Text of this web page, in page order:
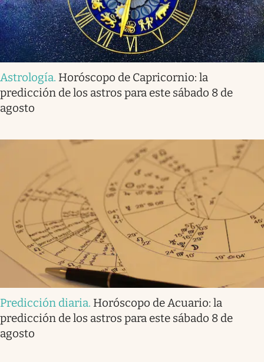
Astrología. Horóscopo de Capricornio: la
predicción de los astros para este sábado 8 de
agosto
Predicción diaria. Horóscopo de Acuario: la
predicción de los astros para este sábado 8 de
agosto